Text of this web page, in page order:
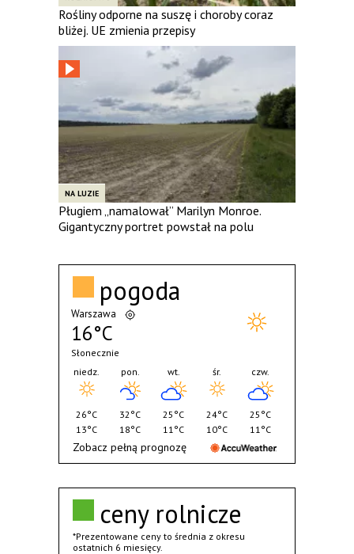
Rośliny odporne na suszę i choroby coraz
bliżej. UE zmienia przepisy
NA LUZIE
Pługiem „namalował” Marilyn Monroe.
Gigantyczny portret powstał na polu
ceny rolnicze
*Prezentowane ceny to średnia z okresu
ostatnich 6 miesięcy.
pogoda
Warszawa
16°C
Słonecznie
niedz.
26°C
13°C
pon.
32°C
18°C
wt.
25°C
11°C
śr.
24°C
10°C
czw.
25°C
11°C
Zobacz pełną prognozę